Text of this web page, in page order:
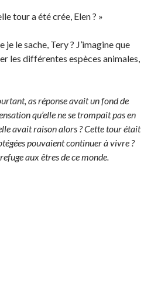
tour a été crée, Elen ? »
le sache, Tery ? J’imagine que
les différentes espèces animales,
as réponse avait un fond de
qu’elle ne se trompait pas en
avait raison alors ? Cette tour était
pouvaient continuer à vivre ?
aux êtres de ce monde.